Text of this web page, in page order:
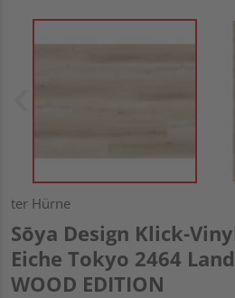
ter Hürne
Sōya Design Klick-
Eiche Tokyo 2464
WOOD EDITION